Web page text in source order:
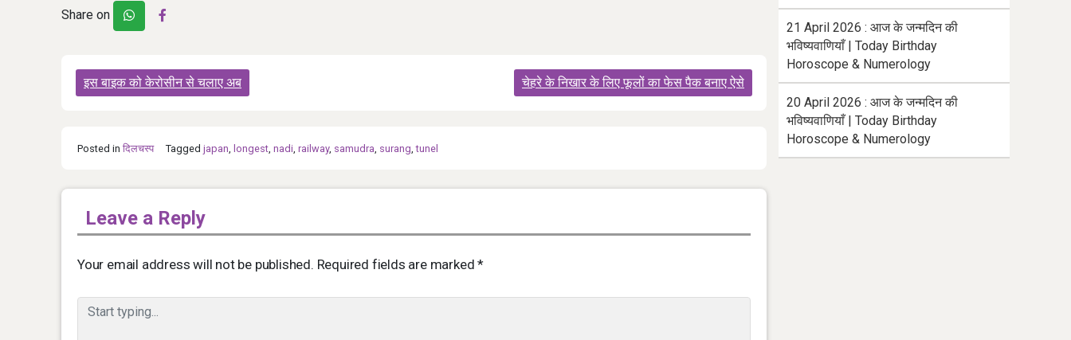
Share on
Post
navigation
इस बाइक को केरोसीन से चलाए अब चेहरे के निखार के लिए फूलों का फेस पैक बनाए ऐसे
Posted in दिलचस्प Tagged japan, longest, nadi, railway, samudra, surang,tunel
Leave a Reply
Your email address will not be published. Required fields are marked*
21 April 2026 : आज के जन्मदिन की
भविष्यवाणियाँ | Today Birthday
Horoscope & Numerology
20 April 2026 : आज के जन्मदिन की
भविष्यवाणियाँ | Today Birthday
Horoscope & Numerology